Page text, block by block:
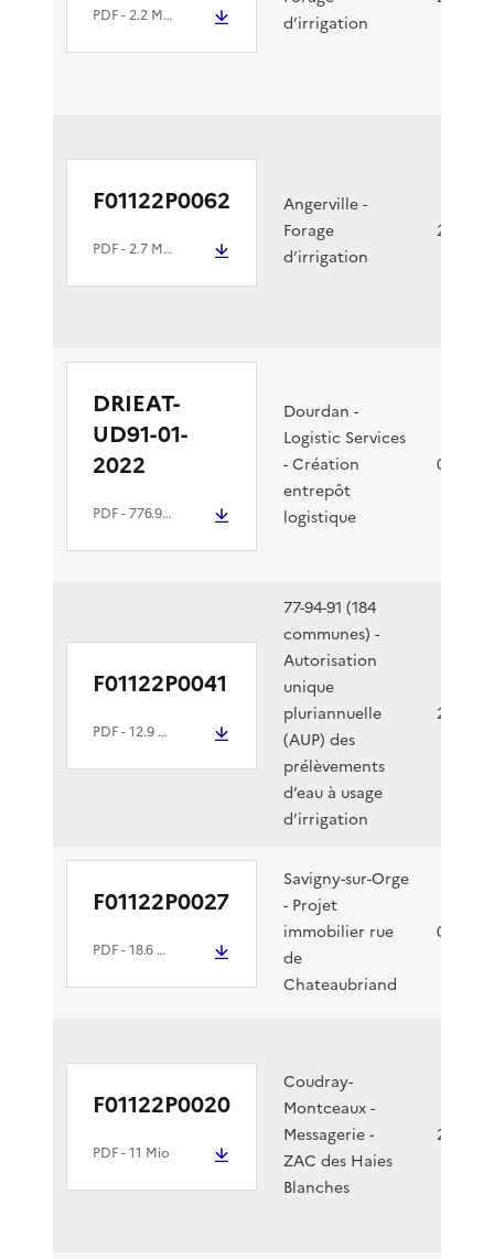
PDF- 2.2 Mio
d’irrigation
F01122P0062
PDF- 2.7 Mio
Angerville -
Forage
d’irrigation
24/03/
DRIEAT-
UD91-01-
2022
PDF- 776.9 kio
Dourdan -
Logistic Services
- Création
entrepôt
logistique
04/03/
F01122P0041
PDF- 12.9 Mio
77-94-91 (184
communes) -
Autorisation
unique
pluriannuelle
(AUP) des
prélèvements
d’eau à usage
d’irrigation
25/02/
F01122P0027
PDF- 18.6 Mio
Savigny-sur-Orge
- Projet
immobilier rue
de
Chateaubriand
07/02/
F01122P0020
PDF- 11 Mio
Coudray-
Montceaux -
Messagerie -
ZAC des Haies
Blanches
26/01/